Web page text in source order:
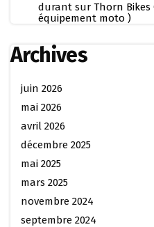
durant sur Thorn Bikes
équipement moto )
Archives
juin 2026
mai 2026
avril 2026
décembre 2025
mai 2025
mars 2025
novembre 2024
septembre 2024